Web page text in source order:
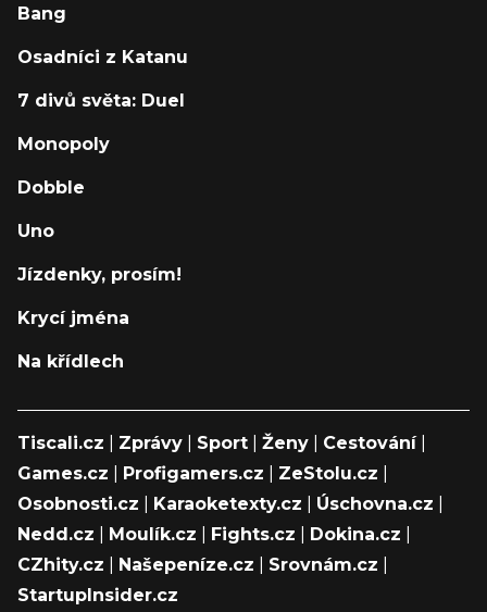
Bang
Osadníci z Katanu
7 divů světa: Duel
Monopoly
Dobble
Uno
Jízdenky, prosím!
Krycí jména
Na křídlech
Tiscali.cz Zprávy Sport Ženy Cestování|
Games.cz
Profigamers.cz ZeStolu.cz
Osobnosti.cz
Karaoketexty.cz Úschovna.cz
Nedd.cz
Moulík.cz Fights.cz Dokina.cz
CZhity.cz
Našepeníze.cz Srovnám.cz
StartupInsider.cz